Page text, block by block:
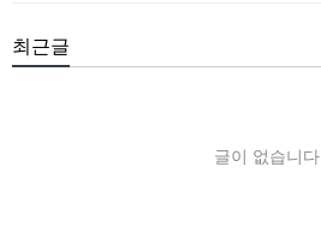
최근글
글이 없습니다.